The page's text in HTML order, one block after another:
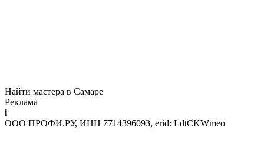
Найти мастера в Самаре
Реклама
i
ООО ПРОФИ.РУ, ИНН 7714396093, erid: LdtCKWmeo